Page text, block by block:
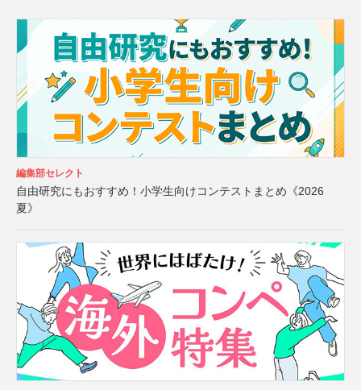
編集部セレクト
自由研究にもおすすめ！小学生向けコンテストまとめ《2026
夏》